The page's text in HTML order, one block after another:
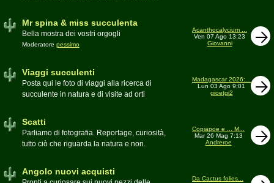
Mr spina & miss succulenta
Bella mostra dei vostri orgogli
Moderatore pessimo
Acanthocalycium ...
Ven 07 Ago 13:23
Giovanni
Viaggi succulenti
Posta qui le foto di viaggi alla ricerca di
succulente in natura e di visite ad orti
Madagascar 2026:...
Lun 03 Ago 9:01
gioetgi2
Scatti
Parliamo di fotografia. Reportage, curiosità,
tutto ciò che riguarda la natura e non.
Copiapoe e ... M...
Mar 26 Mag 7:13
Andreroe
Angolo nuovi acquisti
Da Cactus folies...